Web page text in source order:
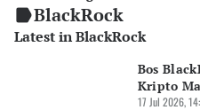
BlackRock
Latest in BlackRock
Bos
Kripto
17 Jul 2026,